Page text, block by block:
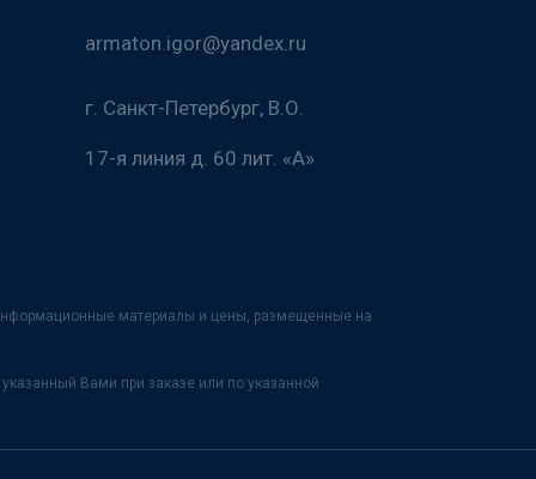
armaton.igor@yandex.ru
г. Санкт-Петербург, В.О.
17-я линия д. 60 лит. «А»
материалы и цены, размещенные на
Вами при заказе или по указанной